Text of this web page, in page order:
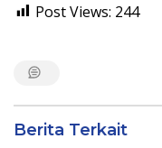
Post Views: 244
Berita Terkait